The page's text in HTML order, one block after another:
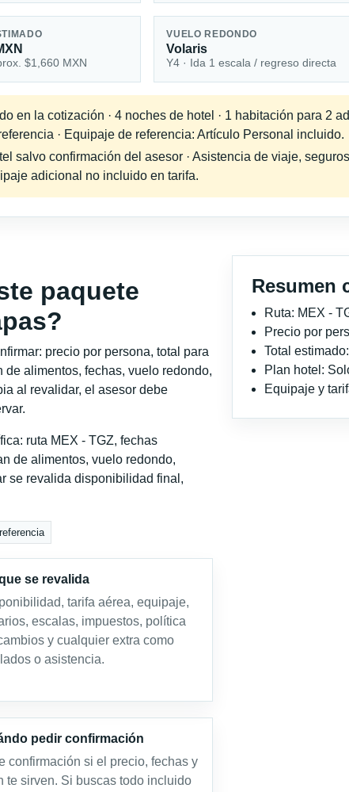
$1,660 MXN
VUELO REDONDO
Volaris
Y4 · Ida 1 escala / regreso directa
en la cotización · 4 noches de hotel · 1 habitación para 2
· Equipaje de referencia: Artículo Personal incluido.
salvo confirmación del asesor · Asistencia de viaje,
adicional no incluido en tarifa.
paquete
precio por persona, total para
alimentos, fechas, vuelo redondo,
al revalidar, el asesor debe
ruta MEX - TGZ, fechas
de alimentos, vuelo redondo,
se revalida disponibilidad final,
se revalida
tarifa aérea, equipaje,
escalas, impuestos, política
y cualquier extra como
o asistencia.
pedir confirmación
confirmación si el precio, fechas y
te sirven. Si buscas todo incluido
Resumen
Ruta: MEX -
Precio por
Total
Plan hotel:
Equipaje y